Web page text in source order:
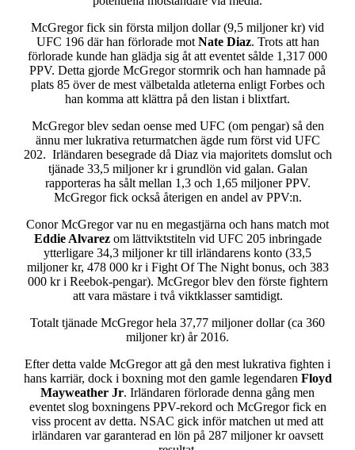
McGregor fick sin första miljon dollar (9,5 miljoner kr) vid
UFC 196 där han förlorade mot Nate Diaz. Trots att han
förlorade kunde han glädja sig åt att eventet sålde 1,317 000
PPV. Detta gjorde McGregor stormrik och han hamnade på
plats 85 över de mest välbetalda atleterna enligt Forbes och
han komma att klättra på den listan i blixtfart.
McGregor blev sedan oense med UFC (om pengar) så den
ännu mer lukrativa returmatchen ägde rum först vid UFC
202. Irländaren besegrade då Diaz via majoritets domslut och
tjänade 33,5 miljoner kr i grundlön vid galan. Galan
rapporteras ha sålt mellan 1,3 och 1,65 miljoner PPV.
McGregor fick också återigen en andel av PPV:n.
Conor McGregor var nu en megastjärna och hans match mot
Eddie Alvarezom lättviktstiteln vid UFC 205 inbringade
ytterligare 34,3 miljoner kr till irländarens konto (33,5
miljoner kr, 478 000 kr i Fight Of The Night bonus, och 383
000 kr i Reebok-pengar). McGregor blev den förste fightern
att vara mästare i två viktklasser samtidigt.
Totalt tjänade McGregor hela 37,77 miljoner dollar (ca 360
miljoner kr) år 2016.
Efter detta valde McGregor att gå den mest lukrativa fighten i
hans karriär, dock i boxning mot den gamle legendaren Floyd
Mayweather Jr. Irländaren förlorade denna gång men
eventet slog boxningens PPV-rekord och McGregor fick en
viss procent av detta. NSAC gick inför matchen ut med att
irländaren var garanterad en lön på 287 miljoner kr oavsett